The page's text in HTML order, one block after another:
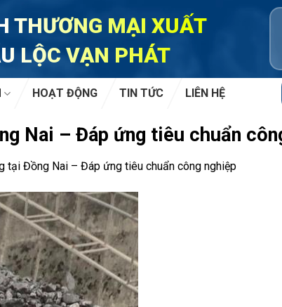
THƯƠNG MẠI XUẤT
LỘC VẠN PHÁT
HOẠT ĐỘNG TIN TỨC LIÊN HỆ
Nai – Đáp ứng tiêu chuẩn
tại Đồng Nai – Đáp ứng tiêu chuẩn công nghiệp